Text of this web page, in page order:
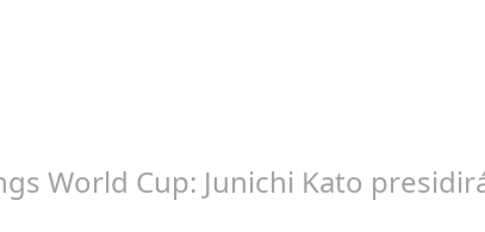
World Cup: Junichi Kato